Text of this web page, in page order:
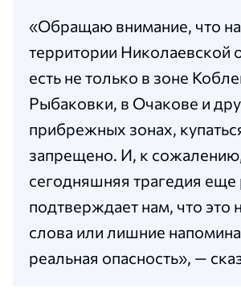
«Обращаю внимание, что на
территории Николаевской
есть не только в зоне
Рыбаковки, в Очакове и
прибрежных зонах,
запрещено. И, к
сегодняшняя трагедия еще
подтверждает нам, что это
слова или лишние
реальная опасность», —